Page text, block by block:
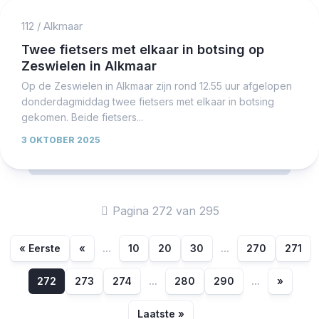
112 / Alkmaar
Twee fietsers met elkaar in botsing op
Zeswielen in Alkmaar
Op de Zeswielen in Alkmaar zijn rond 12.55 uur afgelopen
donderdagmiddag twee fietsers met elkaar in botsing
gekomen. Beide fietsers...
3 OKTOBER 2025
Pagina 272 van 295
« Eerste « ... 10 20 30 ... 270 271
272 273 274 ... 280 290 ... »
Laatste »